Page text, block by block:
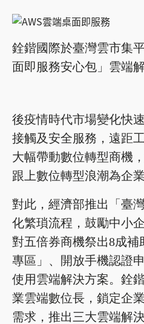
銓鍇國際於臺灣雲市集
面即服務安心包」雲端解
後疫情時代市場變化快
接觸及安全服務，遠距
大幅帶動數位轉型商機
跟上數位轉型浪潮為企
對此，經濟部推出「臺
化繁瑣流程，鼓勵中小
對五倍券商機祭出8成
專區」、開放手機認證
使用雲端解決方案。銓
業雲端數位長，鎖定企
需求，推出三大雲端解